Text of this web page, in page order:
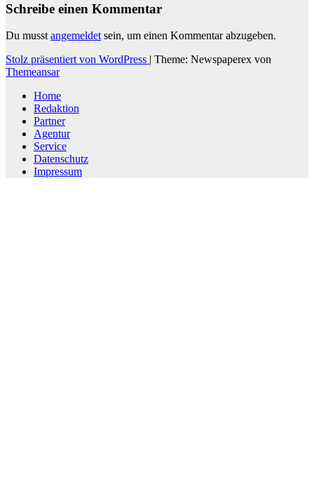
Schreibe einen Kommentar
Du musst angemeldet sein, um einen Kommentar abzugeben.
Stolz präsentiert von WordPress | Theme: Newspaperex von
Themeansar
Home
Redaktion
Partner
Agentur
Service
Datenschutz
Impressum